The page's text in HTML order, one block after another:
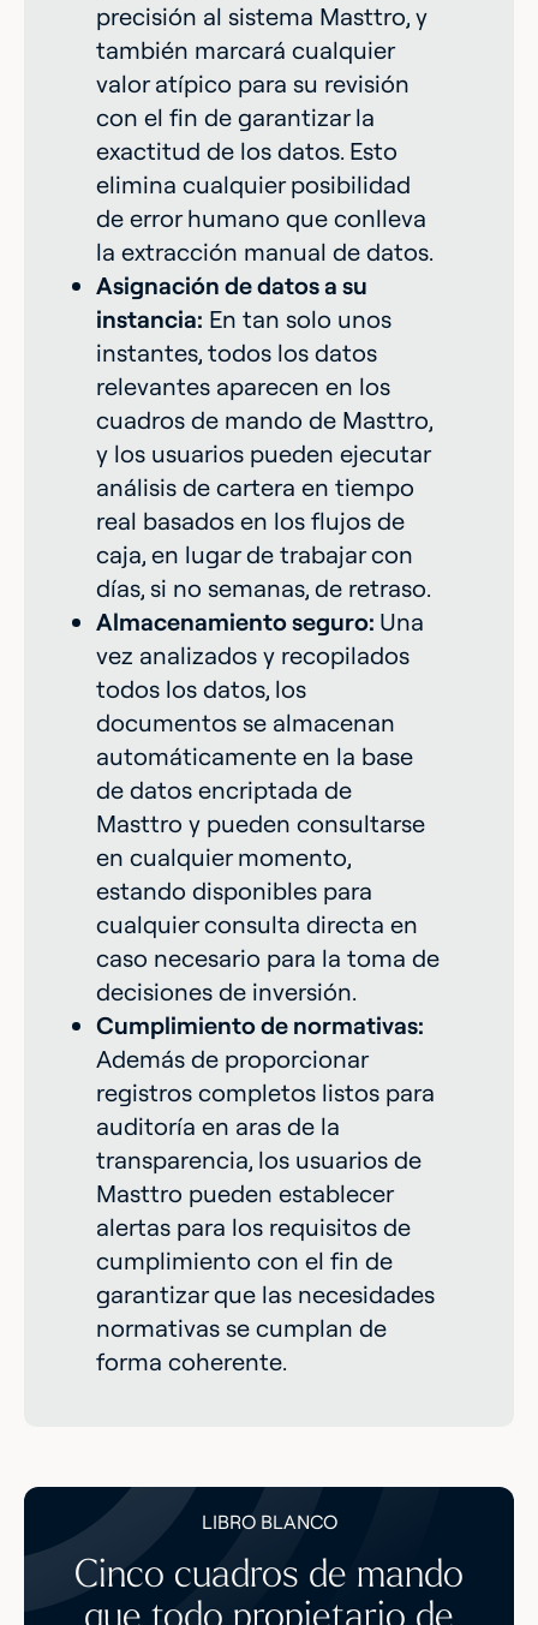
precisión al sistema Masttro, y
también marcará cualquier
valor atípico para su revisión
con el fin de garantizar la
exactitud de los datos. Esto
elimina cualquier posibilidad
de error humano que conlleva
la extracción manual de datos.
Asignación de datos a su
instancia: En tan solo unos
instantes, todos los datos
relevantes aparecen en los
cuadros de mando de Masttro,
y los usuarios pueden ejecutar
análisis de cartera en tiempo
real basados en los flujos de
caja, en lugar de trabajar con
días, si no semanas, de retraso.
Almacenamiento seguro: Una
vez analizados y recopilados
todos los datos, los
documentos se almacenan
automáticamente en la base
de datos encriptada de
Masttro y pueden consultarse
en cualquier momento,
estando disponibles para
cualquier consulta directa en
caso necesario para la toma de
decisiones de inversión.
Cumplimiento de normativas:
Además de proporcionar
registros completos listos para
auditoría en aras de la
transparencia, los usuarios de
Masttro pueden establecer
alertas para los requisitos de
cumplimiento con el fin de
garantizar que las necesidades
normativas se cumplan de
forma coherente.
LIBRO BLANCO
Cinco cuadros de mando
que todo propietario de